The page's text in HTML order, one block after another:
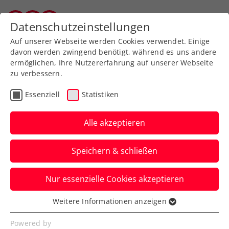
Zurück zur Newsübersicht
Turniere
Erste Bank Open glänzen
mit 10 Stars aus den Top
20 der Weltrangliste
Das ATP-500-Turnier in der Wiener
Stadthalle bietet auch 2024 ein
erstklassiges Teilnehmerfeld.
Verfasst von: Presseaussendung / Redaktion, 02.10.2024
Datenschutzeinstellungen
Auf unserer Webseite werden Cookies verwendet. Einige
davon werden zwingend benötigt, während es uns andere
ermöglichen, Ihre Nutzererfahrung auf unserer Webseite
zu verbessern.
Essenziell Statistiken
Alle akzeptieren
Speichern & schließen
Nur essenzielle Cookies akzeptieren
Essenziell
Essenzielle Cookies werden für grundlegende
Weitere Informationen anzeigen
Powered by